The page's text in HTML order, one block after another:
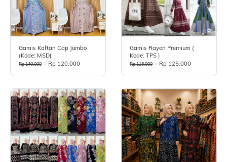
Gamis Kaftan Cap Jumbo
(Kode: MSD)
Rp 140.000 > Rp 120.000
Gamis Rayon Premium (
Kode: TPS )
Rp 115.000 > Rp 125.000